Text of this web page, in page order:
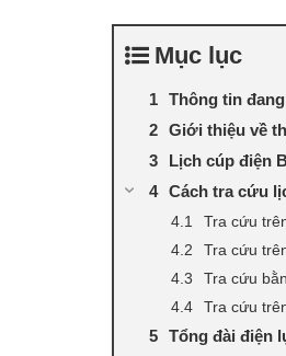
Mục lục
Thông tin
Giới thiệu về
Lịch cúp điện
Cách tra cứu
Tra cứu
Tra cứu
Tra cứu
Tra cứu
Tổng đài điện